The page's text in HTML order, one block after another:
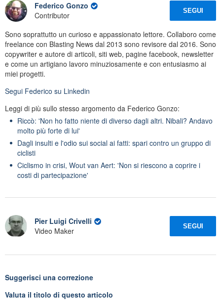
Federico Gonzo
Contributor
SEGUI
Sono soprattutto un curioso e appassionato lettore. Collaboro come
freelance con Blasting News dal 2013 sono revisore dal 2016. Sono
copywriter e autore di articoli, siti web, pagine facebook, newsletter
e come un artigiano lavoro minuziosamente e con entusiasmo ai
miei progetti.
Segui Federico su Linkedin
Leggi di più sullo stesso argomento da Federico Gonzo:
Riccò: 'Non ho fatto niente di diverso dagli altri. Nibali? Andavo
molto più forte di lui'
Dagli insulti e l'odio sui social ai fatti: spari contro un gruppo di
ciclisti
Ciclismo in crisi, Wout van Aert: 'Non si riescono a coprire i
costi di partecipazione'
Pier Luigi Crivelli
Video Maker
SEGUI
Suggerisci una correzione
Valuta il titolo di questo articolo